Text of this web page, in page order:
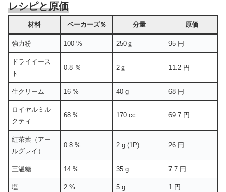
レシピと原価
材料 ベーカーズ％ 分量 原価
強力粉 100 % 250ｇ 95 円
ドライイース
ト
0.8 ％ 2ｇ 11.2 円
生クリーム 16 % 40 g 68 円
ロイヤルミル
クティ
68 % 170 cc 69.7 円
紅茶葉（アー
ルグレイ）
0.8 % 2 g (1P) 26 円
三温糖 14 % 35 g 7.7 円
塩 2 % 5 g 1 円